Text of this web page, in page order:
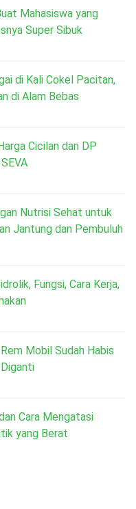
Mahasiswa yang
Super Sibuk
di Kali Cokel Pacitan,
di Alam Bebas
Cicilan dan DP
Nutrisi Sehat untuk
Jantung dan Pembuluh
Fungsi, Cara Kerja,
Mobil Sudah Habis
Cara Mengatasi
yang Berat